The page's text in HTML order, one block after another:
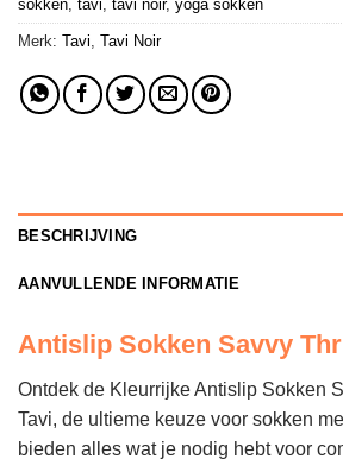
sokken tavi tavi noir, yoga sokken
Merk: Tavi Tavi Noir
BESCHRIJVING
AANVULLENDE INFORMATIE
Antislip Sokken Savvy
Ontdek de Kleurrijke Antislip Sokken
Tavi, de ultieme keuze voor sokken
bieden alles wat je nodig hebt voor